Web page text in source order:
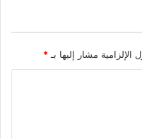
الإلزامية مشار إليها بـ *